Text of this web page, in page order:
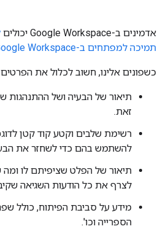
אדמינים ב-Google Workspace יכולים
תמיכה למפתחים ב-Google Workspace
כשפונים אלינו, חשוב לכלול את
תיאור של הבעיה ושל ההתנהגות
זאת.
רשימת שלבים וקטע קוד קטן
להשתמש בהם כדי לשחזר את
תיאור של הפלט שציפיתם לו ומה
לצרף את כל הודעות השגיאה
מידע על סביבת הפיתוח, כולל
הספרייה וכו'.